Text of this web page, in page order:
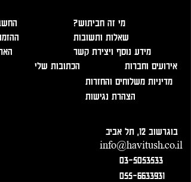
הכתובות שלי
?מי זה חביתוש
שאלות ותשובות
מידע נוסף ויצירת קשר
אירועים וחברות
מדיניות משלוחים והחזרות
הצהרת נגישות
בוגרשוב 12, תל אביב
info@havitush.co.il
03-5053533
055-6633931